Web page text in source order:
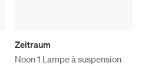
Zeitraum
Noon 1 Lampe à suspension